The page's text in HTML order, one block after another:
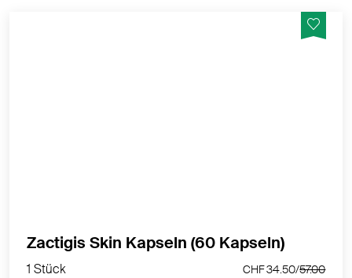
1 Stück CHF 34.50/
Zactigis Skin Kapseln (60 Kapseln)
1 Stück CHF 34.50/57.00